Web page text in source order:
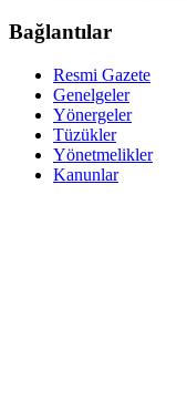
Bağlantılar
Resmi Gazete
Genelgeler
Yönergeler
Tüzükler
Yönetmelikler
Kanunlar